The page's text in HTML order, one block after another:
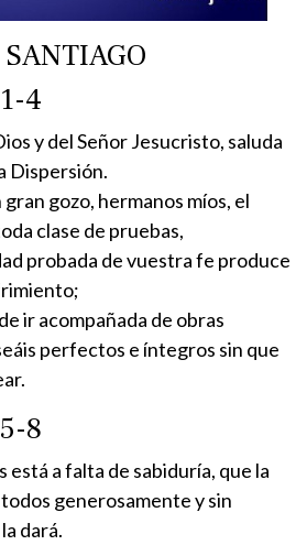
4
y del Señor Jesucristo, saluda
Dispersión.
gozo, hermanos míos, el
clase de pruebas,
probada de vuestra fe produce
ir acompañada de obras
perfectos e íntegros sin que
8
está a falta de sabiduría, que la
todos generosamente y sin
dará.